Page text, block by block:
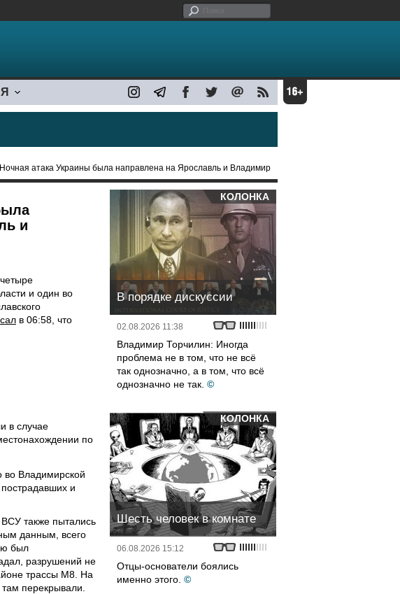
атака Украины была направлена на Ярославль и Владимир
и
и один во
в 06:58, что
в случае
по
во Владимирской
и
также пытались
данным, всего
был
разрушений не
трассы М8. На
перекрывали.
КОЛОНКА
В порядке дискуссии
02.08.2026 11:38
Владимир Торчилин: Иногда
проблема не в том, что не всё
так однозначно, а в том, что всё
однозначно не так. ©
КОЛОНКА
Шесть человек в комнате
06.08.2026 15:12
Отцы-основатели боялись
именно этого. ©